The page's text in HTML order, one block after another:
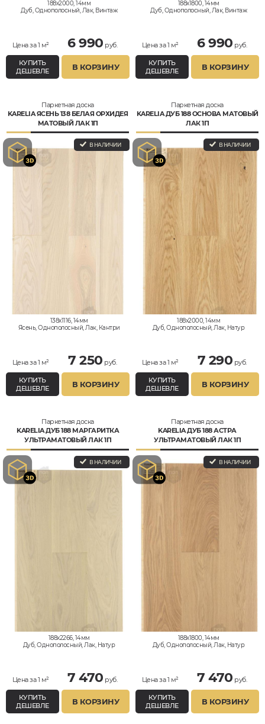
188x2000, 14мм
Дуб, Однополосный, Лак, Винтаж
Цена за 1 м² 6 990 руб.
КУПИТЬ
ДЕШЕВЛЕ
В КОРЗИНУ
188x1800, 14мм
Дуб, Однополосный, Лак, Винтаж
Цена за 1 м² 6 990 руб.
КУПИТЬ
ДЕШЕВЛЕ
В КОРЗИНУ
Паркетная доска
KARELIA ЯСЕНЬ 138 БЕЛАЯ ОРХИДЕЯ
МАТОВЫЙ ЛАК 1П
В НАЛИЧИИ
138x1116, 14мм
Ясень, Однополосный, Лак, Кантри
Цена за 1 м² 7 250 руб.
КУПИТЬ
ДЕШЕВЛЕ
В КОРЗИНУ
Паркетная доска
KARELIA ДУБ 188 ОСНОВА МАТОВЫЙ
ЛАК 1П
В НАЛИЧИИ
188x2000, 14мм
Дуб, Однополосный, Лак, Натур
Цена за 1 м² 7 290 руб.
КУПИТЬ
ДЕШЕВЛЕ
В КОРЗИНУ
Паркетная доска
KARELIA ДУБ 188 МАРГАРИТКА
УЛЬТРАМАТОВЫЙ ЛАК 1П
В НАЛИЧИИ
188x2266, 14мм
Дуб, Однополосный, Лак, Натур
Цена за 1 м² 7 470 руб.
КУПИТЬ
ДЕШЕВЛЕ
В КОРЗИНУ
Паркетная доска
KARELIA ДУБ 188 АСТРА
УЛЬТРАМАТОВЫЙ ЛАК 1П
В НАЛИЧИИ
188x1800, 14мм
Дуб, Однополосный, Лак, Натур
Цена за 1 м² 7 470 руб.
КУПИТЬ
ДЕШЕВЛЕ
В КОРЗИНУ